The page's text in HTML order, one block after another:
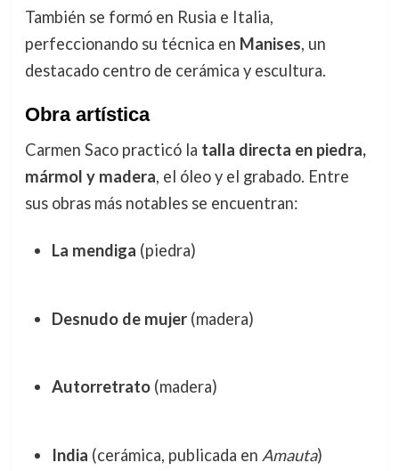
También se formó en Rusia e Italia,
perfeccionando su técnica en Manises, un
destacado centro de cerámica y escultura.
Obra artística
Carmen Saco practicó la talla directa en piedra,
mármol y madera, el óleo y el grabado. Entre
sus obras más notables se encuentran:
La mendiga (piedra)
Desnudo de mujer(madera)
Autorretrato(madera)
India (cerámica, publicada en Amauta)